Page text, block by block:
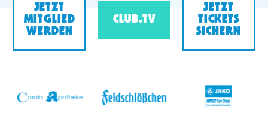
JETZT
MITGLIED
WERDEN
CLUB.TV
JETZT
TICKETS
SICHERN